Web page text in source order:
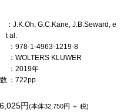
：J.K.Oh, G.C.Kane, J.B.Seward, e
t al.
：978-1-4963-1219-8
：WOLTERS KLUWER
：2019年
：722pp.
円(本体32,750円 ＋ 税)